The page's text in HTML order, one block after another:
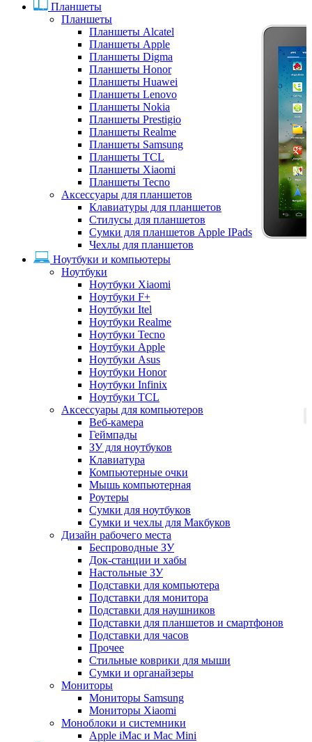
Планшеты
Планшеты
Планшеты Alcatel
Планшеты Apple
Планшеты Digma
Планшеты Honor
Планшеты Huawei
Планшеты Lenovo
Планшеты Nokia
Планшеты Prestigio
Планшеты Realme
Планшеты Samsung
Планшеты TCL
Планшеты Xiaomi
Планшеты Tecno
Аксессуары для планшетов
Клавиатуры для планшетов
Стилусы для планшетов
Сумки для планшетов Apple IPads
Чехлы для планшетов
Ноутбуки и компьютеры
Ноутбуки
Ноутбуки Xiaomi
Ноутбуки F+
Ноутбуки Itel
Ноутбуки Realme
Ноутбуки Tecno
Ноутбуки Apple
Ноутбуки Asus
Ноутбуки Honor
Ноутбуки Infinix
Ноутбуки TCL
Аксессуары для компьютеров
Веб-камера
Геймпады
ЗУ для ноутбуков
Клавиатура
Компьютерные очки
Мышь компьютерная
Роутеры
Сумки для ноутбуков
Сумки и чехлы для Макбуков
Дизайн рабочего места
Беспроводные ЗУ
Док-станции и хабы
Настольные ЗУ
Подставки для компьютера
Подставки для монитора
Подставки для наушников
Подставки для планшетов и смартфонов
Подставки для часов
Прочее
Стильные коврики для мыши
Сумки и органайзеры
Мониторы
Мониторы Samsung
Мониторы Xiaomi
Моноблоки и системники
Apple iMac и Mac Mini